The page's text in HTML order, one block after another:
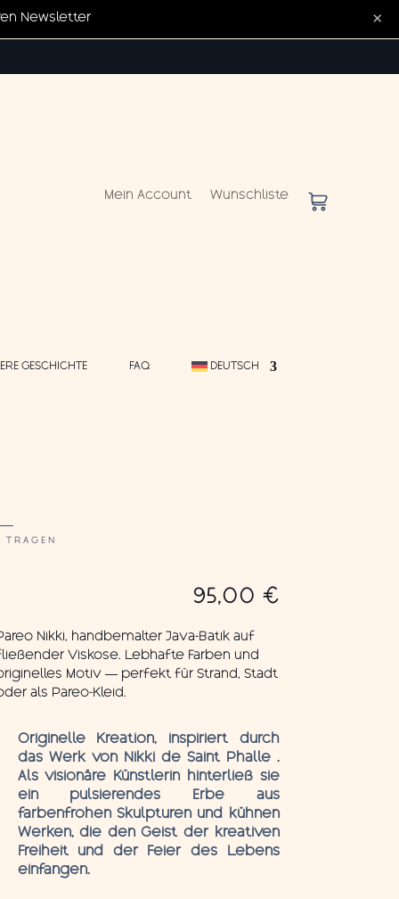
Mein Account Wunschliste
GESCHICHTE FAQ DEUTSCH
95,00 €
Nikki, handbemalter Java-Batik auf
Viskose. Lebhafte Farben und
Motiv — perfekt für Strand, Stadt
als Pareo-Kleid.
Originelle Kreation, inspiriert durch
das Werk von Nikki de Saint Phalle .
Als visionäre Künstlerin hinterließ sie
ein pulsierendes Erbe aus
farbenfrohen Skulpturen und kühnen
Werken, die den Geist der kreativen
Freiheit und der Feier des Lebens
einfangen.
Newsletter ×